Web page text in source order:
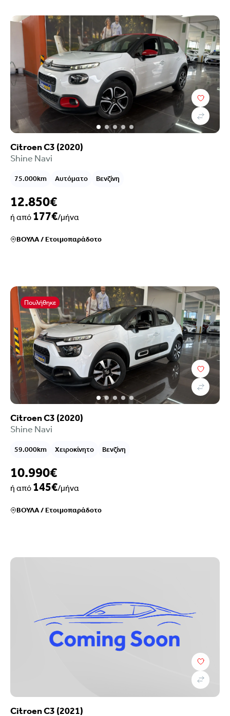
Citroen C3 (2020)
Shine Navi
75.000km Αυτόματο Βενζίνη
12.850€
ή από 177€/μήνα
ΒΟΥΛΑ/Ετοιμοπαράδοτο
Πουλήθηκε
Citroen C3 (2020)
Shine Navi
59.000km Χειροκίνητο Βενζίνη
10.990€
ή από 145€/μήνα
ΒΟΥΛΑ/Ετοιμοπαράδοτο
Citroen C3 (2021)